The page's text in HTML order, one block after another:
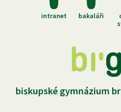
intranet bakaláři
biskupské gymnázium